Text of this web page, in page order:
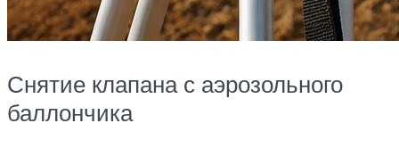
Снятие клапана с аэрозольного
баллончика